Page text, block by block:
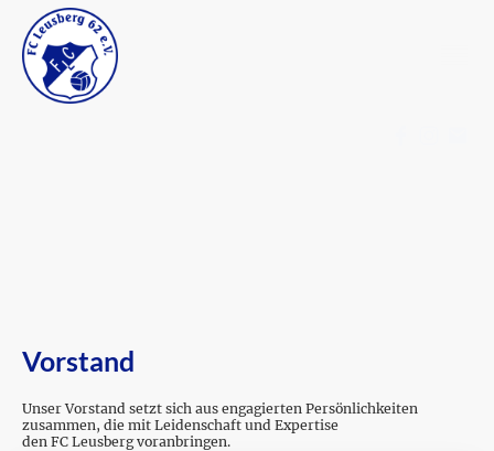
Vorstand
Unser Vorstand setzt sich aus engagierten Persönlichkeiten
zusammen, die mit Leidenschaft und Expertise
den FC Leusberg voranbringen.